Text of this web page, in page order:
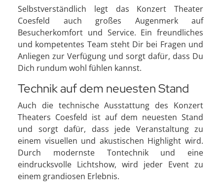
Selbstverständlich legt das Konzert Theater
Coesfeld auch großes Augenmerk auf
Besucherkomfort und Service. Ein freundliches
und kompetentes Team steht Dir bei Fragen und
Anliegen zur Verfügung und sorgt dafür, dass Du
Dich rundum wohl fühlen kannst.
Technik auf dem neuesten Stand
Auch die technische Ausstattung des Konzert
Theaters Coesfeld ist auf dem neuesten Stand
und sorgt dafür, dass jede Veranstaltung zu
einem visuellen und akustischen Highlight wird.
Durch modernste Tontechnik und eine
eindrucksvolle Lichtshow, wird jeder Event zu
einem grandiosen Erlebnis.